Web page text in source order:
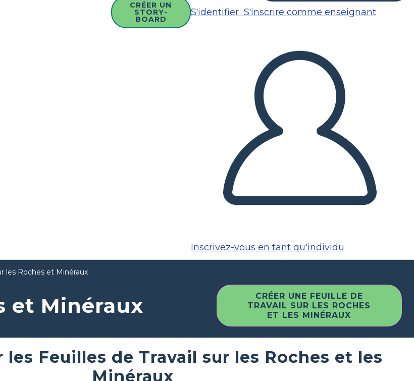
CRÉER UN
STORY-
BOARD
S'identifier S'inscrire comme enseignant
Inscrivez-vous en tant qu'individu
les Roches et Minéraux
et Minéraux
CRÉER UNE FEUILLE DE
TRAVAIL SUR LES ROCHES
ET LES MINÉRAUX
les Feuilles de Travail sur les Roches et les
Minéraux